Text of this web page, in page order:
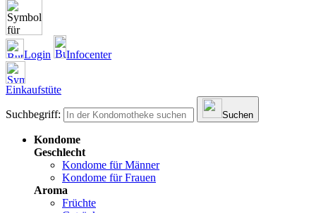
Login Infocenter
Einkaufstüte
Suchbegriff: Suchen
Kondome
Geschlecht
Kondome für Männer
Kondome für Frauen
Aroma
Früchte